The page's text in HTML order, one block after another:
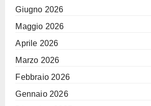
Giugno 2026
Maggio 2026
Aprile 2026
Marzo 2026
Febbraio 2026
Gennaio 2026